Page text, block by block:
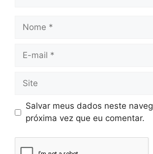
Salvar meus dados neste
próxima vez que eu comentar.